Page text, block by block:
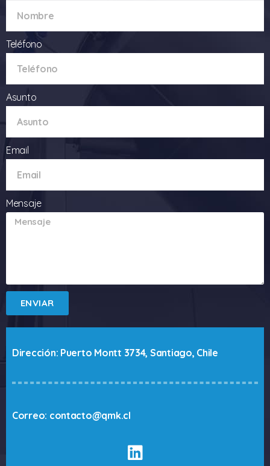
Teléfono
Asunto
Email
Mensaje
ENVIAR
Dirección: Puerto Montt 3734, Santiago, Chile
Correo: contacto@qmk.cl